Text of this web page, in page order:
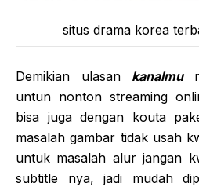
situs drama korea
Demikian ulasan kanalmu
untun nonton streaming
bisa juga dengan kouta
masalah gambar tidak usah
untuk masalah alur jangan
subtitle nya, jadi mudah